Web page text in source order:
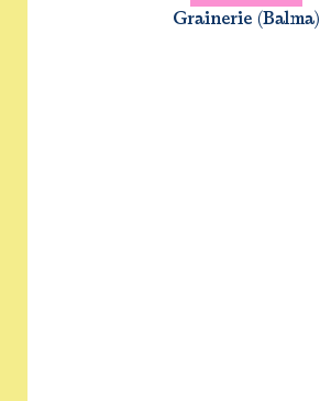
Grainerie (Balma)